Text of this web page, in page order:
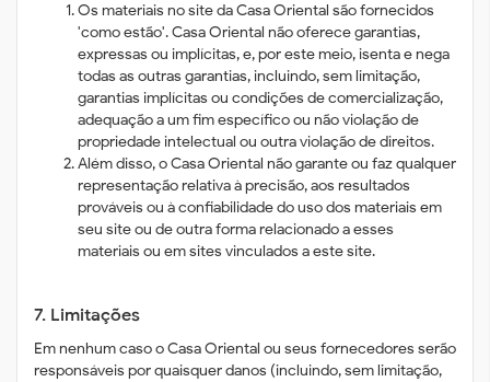
Os materiais no site da Casa Oriental são fornecidos
'como estão'. Casa Oriental não oferece garantias,
expressas ou implícitas, e, por este meio, isenta e nega
todas as outras garantias, incluindo, sem limitação,
garantias implícitas ou condições de comercialização,
adequação a um fim específico ou não violação de
propriedade intelectual ou outra violação de direitos.
Além disso, o Casa Oriental não garante ou faz qualquer
representação relativa à precisão, aos resultados
prováveis ​​ou à confiabilidade do uso dos materiais em
seu site ou de outra forma relacionado a esses
materiais ou em sites vinculados a este site.
7. Limitações
Em nenhum caso o Casa Oriental ou seus fornecedores serão
responsáveis ​​por quaisquer danos (incluindo, sem limitação,